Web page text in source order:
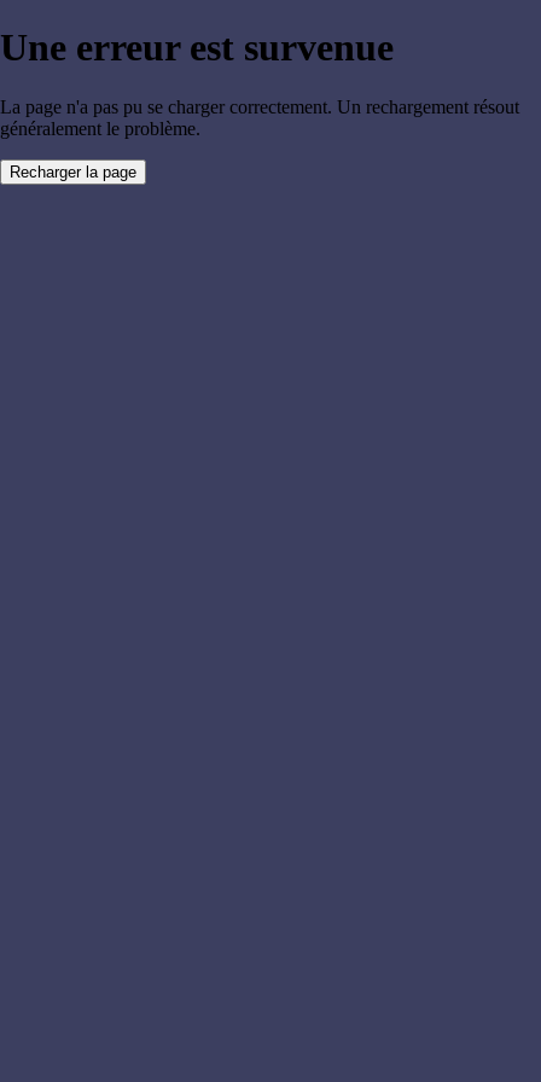
Une erreur est survenue
La page n'a pas pu se charger correctement. Un rechargement résout
généralement le problème.
Recharger la page